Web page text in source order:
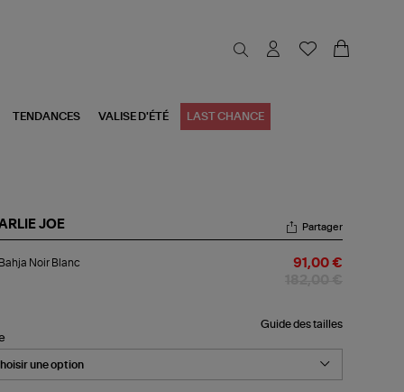
TENDANCES VALISE D'ÉTÉ LAST CHANCE
JOE Partager
Bahja Noir Blanc 91,00 €
Guide des tailles